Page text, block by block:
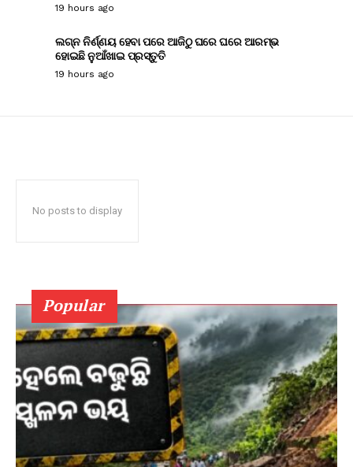
19 hours ago
ଲଗ୍ନ ନିର୍ଣ୍ଣୟ ହେବା ପରେ ଆଜିଠୁ ଘରେ ଘରେ ଆରମ୍ଭ
ହୋଇଛି ନୁଆଁଖାଇ ପ୍ରସ୍ତୁତି
19 hours ago
No posts to display
Popular